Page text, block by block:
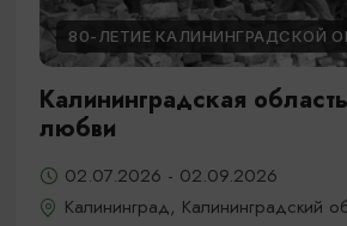
80-ЛЕТИЕ КАЛИНИНГРАДСКОЙ
Калининградская
любви
02.07.2026 - 02.09.2026
Калининград, Калининградский